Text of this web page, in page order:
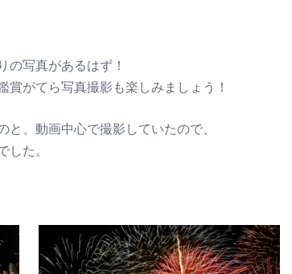
の写真があるはず！
賞がてら写真撮影も楽しみましょう！
、動画中心で撮影していたので、
た。